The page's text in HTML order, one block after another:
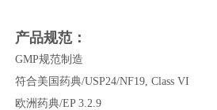
产品规范：
GMP规范制造
符合美国药典/USP24/NF19, Class VI
欧洲药典/EP 3.2.9